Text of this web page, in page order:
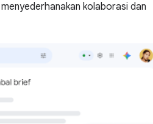
kolaborasi dan